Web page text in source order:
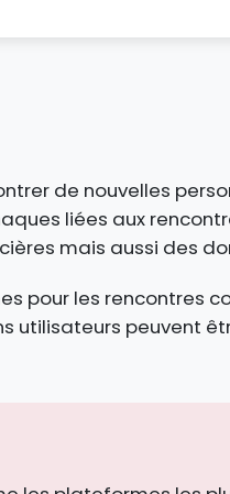
de nouvelles
liées aux
mais aussi des
pour les rencontres
peuvent